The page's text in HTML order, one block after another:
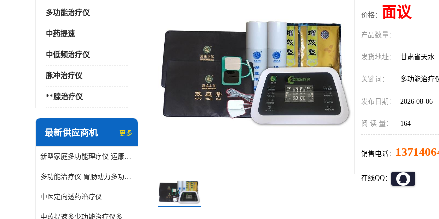
多功能治疗仪
中药提速
中低频治疗仪
脉冲治疗仪
**腺治疗仪
最新供应商机 更多
新型家庭多功能理疗仪 运康达华
多功能治疗仪 胃肠动力多功能治疗仪
中医定向透药治疗仪
中药提速多少功能治疗仪多少钱 实体店仪器
价格： 面议
产品数量：
发货地址： 甘肃省天水
关键词： 多功能治疗
发布日期： 2026-08-06
阅 读 量： 164
销售电话：
在线QQ：